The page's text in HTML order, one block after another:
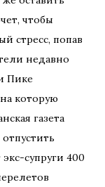
чтобы
стресс, попав
недавно
Пике
которую
газета
супруги 400